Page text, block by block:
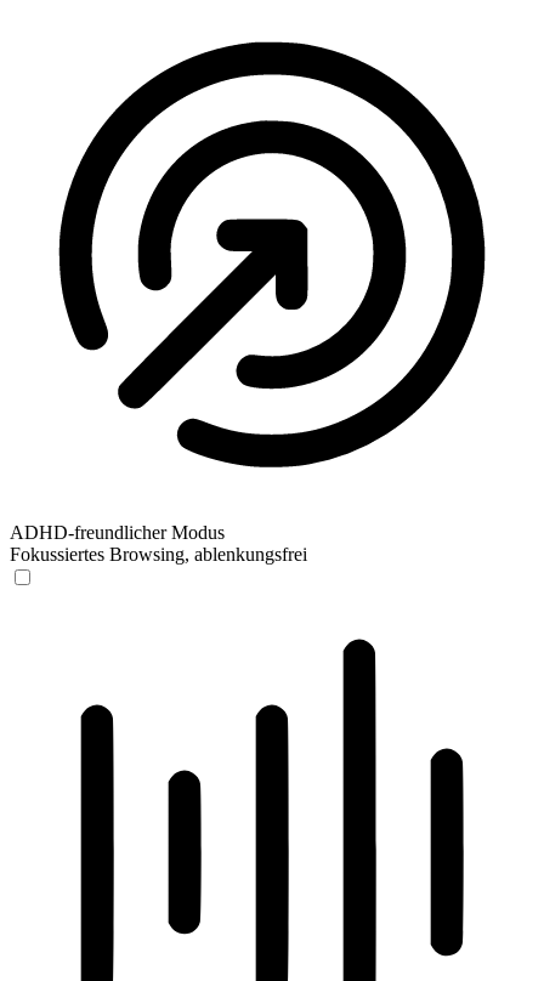
ADHD-freundlicher Modus
Fokussiertes Browsing, ablenkungsfrei